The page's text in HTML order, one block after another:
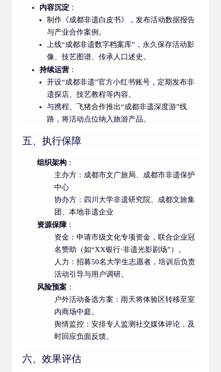
内容沉淀 ：
制作《成都非遗白皮书》，发布活动数据报告
与产业合作案例。
上线“成都非遗数字档案库”，永久保存活动影
像、技艺图谱、传承人口述史。
持续运营 ：
开设“成都非遗”官方小红书账号，定期发布非
遗探店、技艺教程等内容。
与携程、飞猪合作推出“成都非遗深度游”线
路，将活动点位纳入旅游产品。
五、执行保障
组织架构 ：
主办方：成都市文广旅局、成都市非遗保护
中心
协办方：四川大学非遗研究院、成都文旅集
团、本地非遗企业
资源保障：
资金：申请市级文化专项资金，联合企业冠
名赞助（如“XX银行·非遗光影剧场”）。
人力：招募50名大学生志愿者，培训后负责
活动引导与用户调研。
风险预案 ：
户外活动备选方案：雨天将体验区转移至室
内商场中庭。
舆情监控：安排专人监测社交媒体评论，及
时回应负面反馈。
六、效果评估